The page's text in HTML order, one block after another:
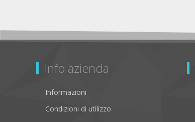
Info azienda
Informazioni
Condizioni di utilizzo